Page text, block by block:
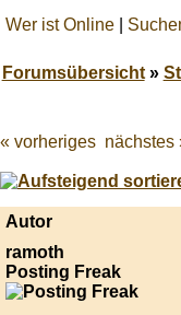
Wer ist Online
Forumsübersicht»
Best
live
casino
reviews.
« vorheriges nächstes
Autor
ramoth
Posting Freak